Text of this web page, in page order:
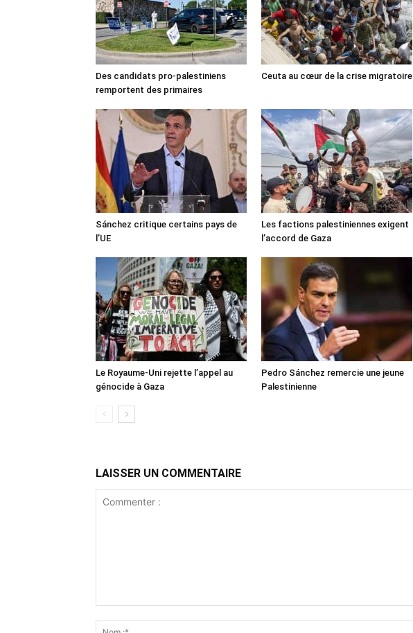
Des candidats pro-palestiniens
remportent des primaires
Ceuta au cœur de la crise migratoire
Sánchez critique certains pays de
l’UE
Les factions palestiniennes exigent
l’accord de Gaza
Le Royaume-Uni rejette l’appel au
génocide à Gaza
Pedro Sánchez remercie une jeune
Palestinienne